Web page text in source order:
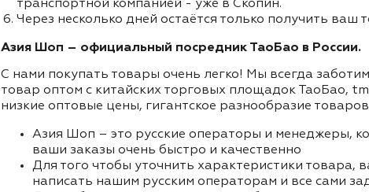
транспортной компанией - уже в Скопин.
Через несколько дней остаётся только получить ваш
Азия Шоп – официальный посредник ТаоБао в России.
С нами покупать товары очень легко! Мы всегда
товар оптом с китайских торговых площадок ТаоБао,
низкие оптовые цены, гигантское разнообразие
Азия Шоп – это русские операторы и менеджеры,
ваши заказы очень быстро и качественно
Для того чтобы уточнить характеристики товара,
написать нашим русским операторам и все сами